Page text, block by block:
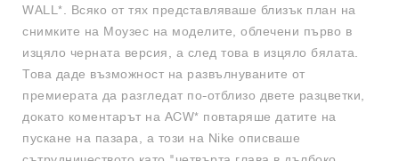
WALL*. Всяко от тях представляваше близък план на
снимките на Моузес на моделите, облечени първо в
изцяло черната версия, а след това в изцяло бялата.
Това даде възможност на развълнуваните от
премиерата да разгледат по-отблизо двете разцветки,
докато коментарът на ACW* повтаряше датите на
пускане на пазара, а този на Nike описваше